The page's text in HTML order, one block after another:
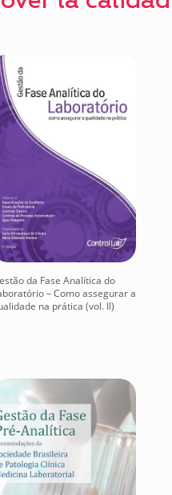
da Fase Analítica do
– Como assegurar a
na prática (vol. II)